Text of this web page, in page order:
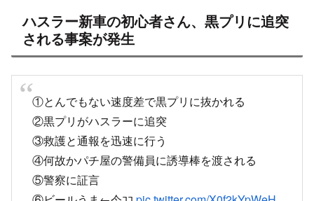
https://pbs.twimg.com/media/FXmgDaqakAAxEtL?
format=jpg&name=medium
プリウス・ミサイルまたはプリウスミサイルとは、
トヨタ・プリウスシリーズの事故を意味する、インターネ
ットスラングである。
2019年4月に起きた東池袋自動車暴走死傷事故の後、イン
ターネット上で急速に広まった